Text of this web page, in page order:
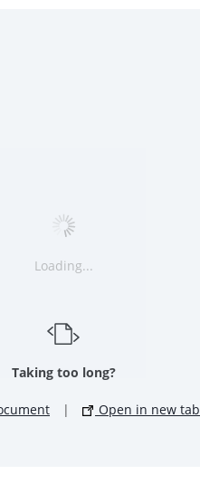
Loading...
Taking too long?
| Open in new tab